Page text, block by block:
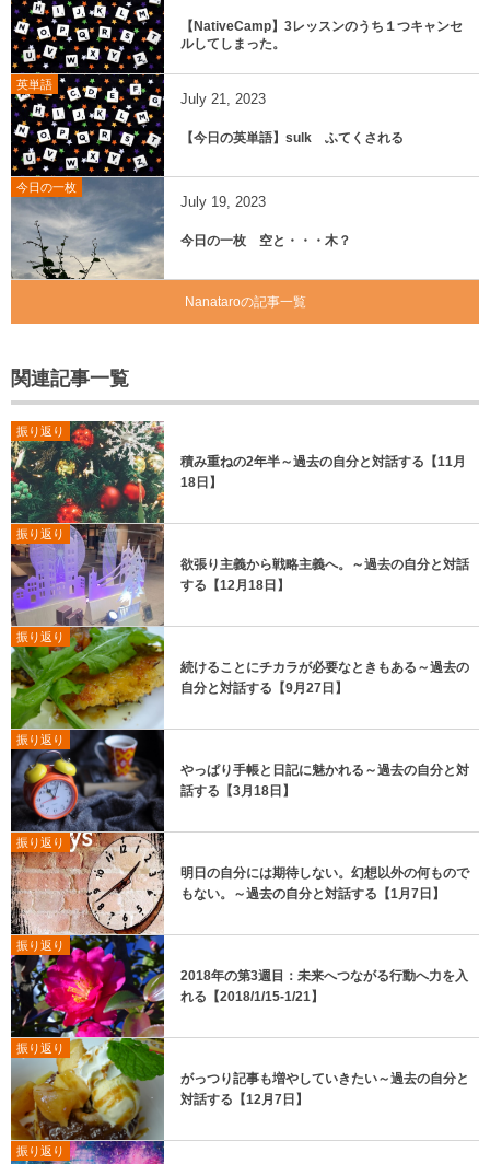
【NativeCamp】3レッスンのうち１つキャンセ
ルしてしまった。
英単語
July 21 2023
【今日の英単語】sulk ふてくされる
今日の一枚
July 19 2023
今日の一枚 空と・・・木？
Nanataroの記事一覧
関連記事一覧
振り返り
積み重ねの2年半～過去の自分と対話する【11月
18日】
振り返り
欲張り主義から戦略主義へ。～過去の自分と対話
する【12月18日】
振り返り
続けることにチカラが必要なときもある～過去の
自分と対話する【9月27日】
振り返り
やっぱり手帳と日記に魅かれる～過去の自分と対
話する【3月18日】
振り返り
明日の自分には期待しない。幻想以外の何もので
もない。～過去の自分と対話する【1月7日】
振り返り
2018年の第3週目：未来へつながる行動へ力を入
れる【2018/1/15-1/21】
振り返り
がっつり記事も増やしていきたい～過去の自分と
対話する【12月7日】
振り返り